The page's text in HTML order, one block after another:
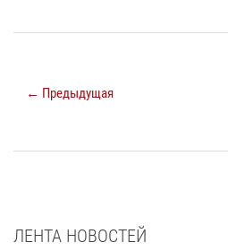
← Предыдущая
ЛЕНТА НОВОСТЕЙ